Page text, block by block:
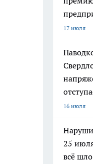
17 июля
16 июля
25
всё